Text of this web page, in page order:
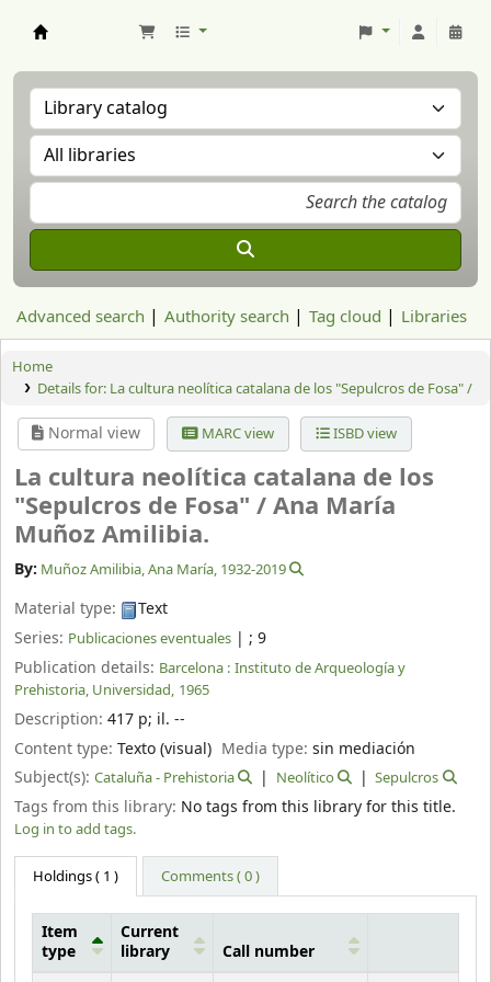
Advanced search Authority search Tag cloud Libraries
Home
Details for: La cultura neolítica catalana de los "Sepulcros de Fosa" /
Normal view MARC view ISBD view
La cultura neolítica catalana de los
"Sepulcros de Fosa" /Ana María
Muñoz Amilibia.
By: Muñoz Amilibia, Ana María, 1932-2019
Material type:
Text
Series: Publicaciones eventuales | ; 9
Publication details: Barcelona : Instituto de Arqueología y
Prehistoria, Universidad, 1965
Description: 417 p; il. --
Content type: Texto (visual) Media type:sin mediación
Subject(s): Cataluña - Prehistoria Neolítico Sepulcros
Tags from this library: No tags from this library for this title.
Log in to add tags.
Holdings( 1 ) Comments ( 0 )
Item
type
Current
library
Call number